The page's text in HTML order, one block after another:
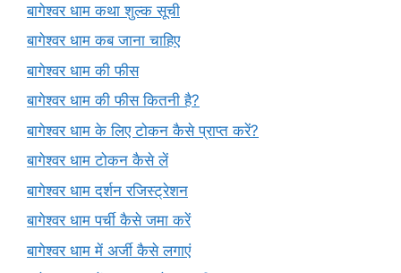
बागेश्वर धाम कथा शुल्क सूची
बागेश्वर धाम कब जाना चाहिए
बागेश्वर धाम की फीस
बागेश्वर धाम की फीस कितनी है?
बागेश्वर धाम के लिए टोकन कैसे प्राप्त करें?
बागेश्वर धाम टोकन कैसे लें
बागेश्वर धाम दर्शन रजिस्ट्रेशन
बागेश्वर धाम पर्ची कैसे जमा करें
बागेश्वर धाम में अर्जी कैसे लगाएं